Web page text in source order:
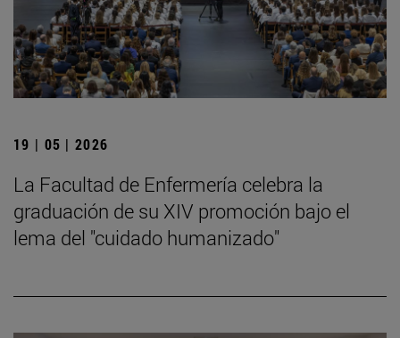
19 | 05 | 2026
La Facultad de Enfermería celebra la
graduación de su XIV promoción bajo el
lema del "cuidado humanizado"